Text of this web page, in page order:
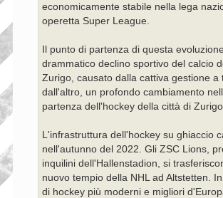
economicamente stabile nella lega
operetta Super League.
Il punto di partenza di questa
drammatico declino sportivo del calcio
Zurigo, causato dalla cattiva gestione a
dall'altro, un profondo cambiamento
partenza dell'hockey della città di Zurigo.
L'infrastruttura dell'hockey su ghiaccio
nell'autunno del 2022. Gli ZSC Lions,
inquilini dell'Hallenstadion, si
nuovo tempio della NHL ad Altstetten.
di hockey più moderni e migliori